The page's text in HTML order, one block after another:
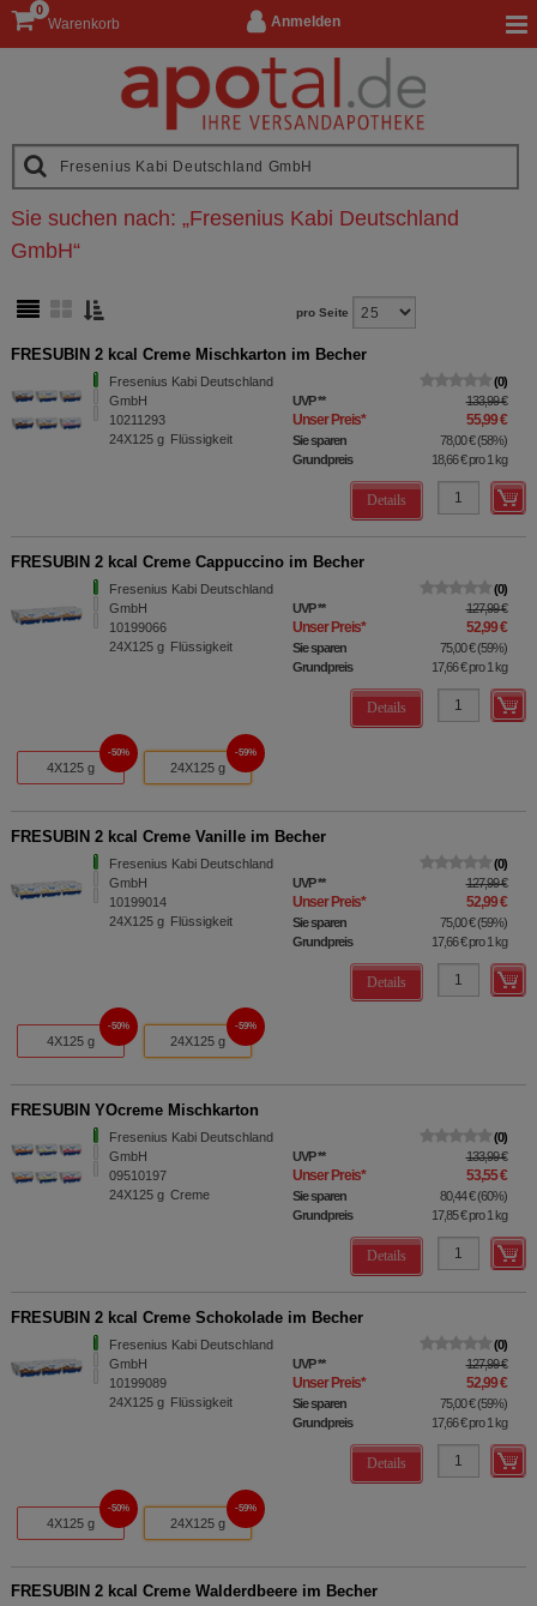
Anmelden
Warenkorb
0
Sie suchen nach: „Fresenius Kabi Deutschland
GmbH“
pro Seite
FRESUBIN 2 kcal Creme Mischkarton im Becher
Fresenius Kabi Deutschland
GmbH
10211293
24X125 g Flüssigkeit
0
UVP** 133,99 €
Unser Preis* 55,99 €
Sie sparen 78,00 €(58%)
Grundpreis
18,66 €pro 1 kg
Details
FRESUBIN 2 kcal Creme Cappuccino im Becher
Fresenius Kabi Deutschland
GmbH
10199066
24X125 g Flüssigkeit
0
UVP** 127,99 €
Unser Preis* 52,99 €
Sie sparen 75,00 €(59%)
Grundpreis
17,66 €pro 1 kg
Details
4X125 g
50%
24X125 g
59%
FRESUBIN 2 kcal Creme Vanille im Becher
Fresenius Kabi Deutschland
GmbH
10199014
24X125 g Flüssigkeit
0
UVP** 127,99 €
Unser Preis* 52,99 €
Sie sparen 75,00 €(59%)
Grundpreis
17,66 €pro 1 kg
Details
4X125 g
50%
24X125 g
59%
FRESUBIN YOcreme Mischkarton
Fresenius Kabi Deutschland
GmbH
09510197
24X125 g Creme
0
UVP** 133,99 €
Unser Preis* 53,55 €
Sie sparen 80,44 €(60%)
Grundpreis
17,85 €pro 1 kg
Details
FRESUBIN 2 kcal Creme Schokolade im Becher
Fresenius Kabi Deutschland
GmbH
10199089
24X125 g Flüssigkeit
0
UVP** 127,99 €
Unser Preis* 52,99 €
Sie sparen 75,00 €(59%)
Grundpreis
17,66 €pro 1 kg
Details
4X125 g
50%
24X125 g
59%
FRESUBIN 2 kcal Creme Walderdbeere im Becher